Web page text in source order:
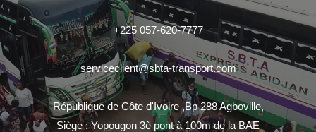
+225 057-620-7777
serviceclient@sbta-transport.com
République de Côte d'Ivoire ,Bp 288 Agboville,
Siège : Yopougon 3è pont à 100m de la BAE